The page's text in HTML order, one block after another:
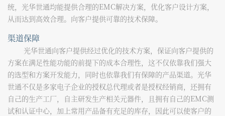
统，光华世通均能提供合理的EMC解决方案，优化客户设计方案，
从而达到高效合理。向客户提供可靠的技术保障。
渠道保障
光华世通向客户提供经过优化的技术方案，保证向客户提供的
方案在满足性能功能的前提下的成本合理性，这不仅依靠我们强大
的选型和方案开发能力，同时也依靠我们有保障的产品渠道。光华
世通不仅是多家电子企业的授权总代理或者是授权经销商， 还拥有
自己的生产工厂，自主研发生产相关元器件，且拥有自己的EMC测
试和认证中心， 加上常用产品备有充足的库存，因此可以使客户的